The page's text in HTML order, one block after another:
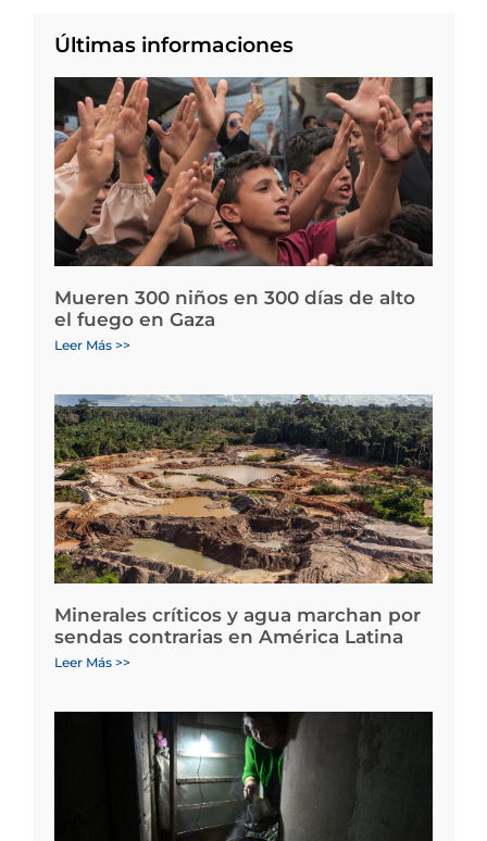
Últimas informaciones
Mueren 300 niños en 300 días de alto
el fuego en Gaza
Leer Más >>
Minerales críticos y agua marchan por
sendas contrarias en América Latina
Leer Más >>